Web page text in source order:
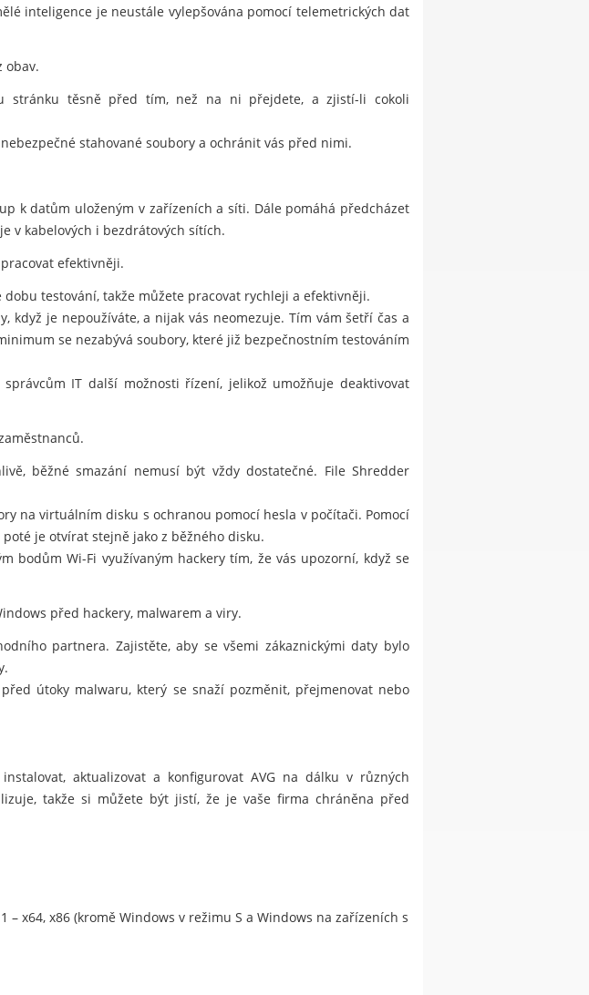
inteligence je neustále vylepšována pomocí telemetrických dat
obav.
stránku těsně před tím, než na ni přejdete, a zjistí-li cokoli
stahované soubory a ochránit vás před nimi.
k datům uloženým v zařízeních a síti. Dále pomáhá předcházet
v kabelových i bezdrátových sítích.
efektivněji.
testování, takže můžete pracovat rychleji a efektivněji.
když je nepoužíváte, a nijak vás neomezuje. Tím vám šetří čas a
se nezabývá soubory, které již bezpečnostním testováním
IT další možnosti řízení, jelikož umožňuje deaktivovat
běžné smazání nemusí být vždy dostatečné. File Shredder
na virtuálním disku s ochranou pomocí hesla v počítači. Pomocí
je otvírat stejně jako z běžného disku.
bodům Wi-Fi využívaným hackery tím, že vás upozorní, když se
před hackery, malwarem a viry.
partnera. Zajistěte, aby se všemi zákaznickými daty bylo
útoky malwaru, který se snaží pozměnit, přejmenovat nebo
aktualizovat a konfigurovat AVG na dálku v různých
takže si můžete být jistí, že je vaše firma chráněna před
– x64, x86 (kromě Windows v režimu S a Windows na zařízeních s